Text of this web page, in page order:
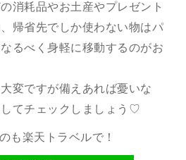
消耗品やお土産やプレゼント
帰省先でしか使わない物はパ
るべく身軽に移動するのがお
変ですが備えあれば憂いな
てチェックしましょう♡
も楽天トラベルで！